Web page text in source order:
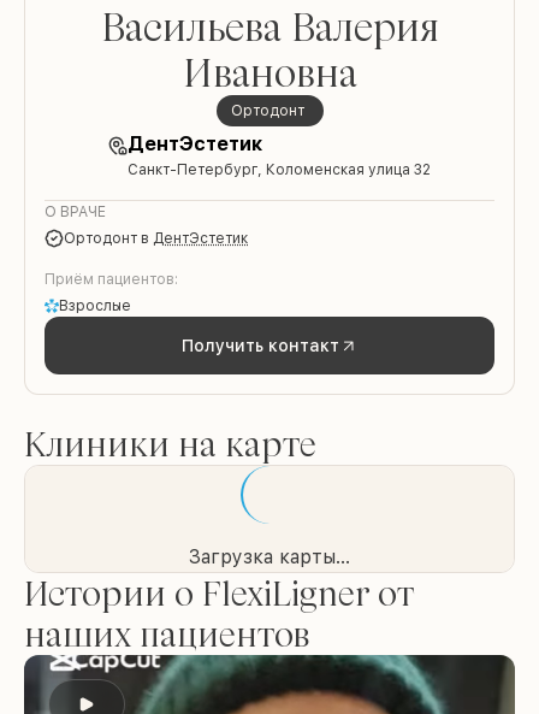
Васильева Валерия
Ивановна
Ортодонт
ДентЭстетик
Санкт-Петербург, Коломенская улица 32
О ВРАЧЕ
Ортодонт в ДентЭстетик
Приём пациентов:
Взрослые
Получить контакт
Клиники на карте
Загрузка карты...
Истории о FlexiLigner от
наших пациентов